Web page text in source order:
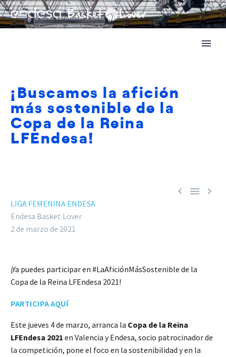
¡Buscamos la afición
más sostenible de la
Copa de la Reina
LFEndesa!
  
LIGA FEMENINA ENDESA
Endesa Basket Lover
2 de marzo de 2021
¡Ya puedes participar en #LaAficiónMásSostenible de la
Copa de la Reina LFEndesa 2021!
PARTICIPA AQUÍ
Este jueves 4 de marzo, arranca la Copa de la Reina
LFEndesa 2021 en Valencia y Endesa, socio patrocinador de
la competición, pone el foco en la sostenibilidad y en la